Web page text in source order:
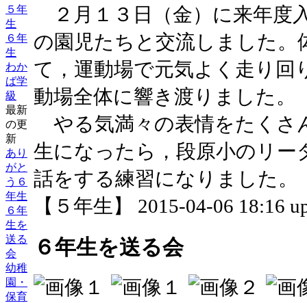
５年
生
６年
生
わか
ば学
級
最新
の更
新
あり
がと
う６
年生
６年
生を
送る
会
幼稚
園・
保育
２月１３日（金）に来年度
の園児たちと交流しました。
て，運動場で元気よく走り回
動場全体に響き渡りました。
やる気満々の表情をたくさ
生になったら，段原小のリー
話をする練習になりました。
【５年生】 2015-04-06 18:16
６年生を送る会